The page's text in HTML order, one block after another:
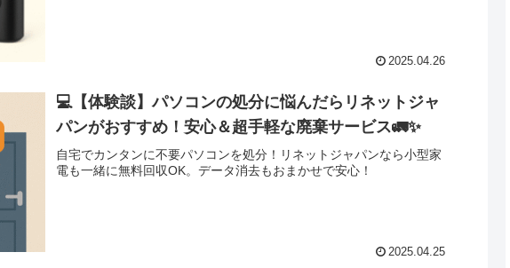
2025.04.26
💻【体験談】パソコンの処分に悩んだらリネットジャ
パンがおすすめ！安心＆超手軽な廃棄サービス🚛✨
自宅でカンタンに不要パソコンを処分！リネットジャパンなら小型家
電も一緒に無料回収OK。データ消去もおまかせで安心！
2025.04.25